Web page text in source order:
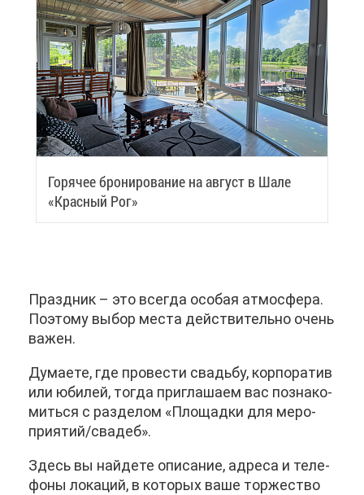
Го­ря­чее бро­ни­ро­ва­ние на ав­густ в Ша­ле
«Крас­ный Рог»
Празд­ник – это все­гда осо­бая ат­мо­сфе­ра.
По­это­му вы­бор ме­ста дей­стви­тель­но очень
ва­жен.
Ду­ма­е­те, где про­ве­сти сва­дьбу, кор­по­ра­тив
или юби­лей, то­гда при­гла­ша­ем вас по­зна­ко­
мить­ся с раз­де­лом «Пло­щад­ки для ме­ро­
при­я­тий/сва­деб».
Здесь вы най­де­те опи­са­ние, ад­ре­са и те­ле­
фо­ны ло­ка­ций, в ко­то­рых ва­ше тор­же­ство